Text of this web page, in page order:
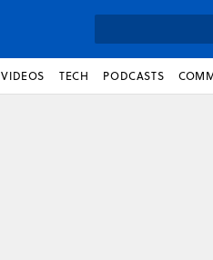
VIDEOS TECH PODCASTS